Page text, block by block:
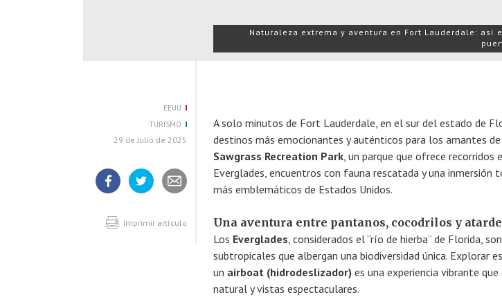
Naturaleza extrema y aventura en Fort Lauderdale: así
EEUU
TURISMO
29 de Julio de 2025
en
FacebookTwitter
Imprimir artículo
A solo minutos de Fort Lauderdale, en el sur del estado de
destinos más emocionantes y auténticos para los amantes
Sawgrass Recreation Park, un parque que ofrece recorridos
Everglades, encuentros con fauna rescatada y una
más emblemáticos de Estados Unidos.
Una aventura entre pantanos, cocodrilos y
Los Everglades, considerados el “río de hierba” de Florida,
subtropicales que albergan una biodiversidad única. Explorar
un airboat (hidrodeslizador) es una experiencia vibrante
natural y vistas espectaculares.